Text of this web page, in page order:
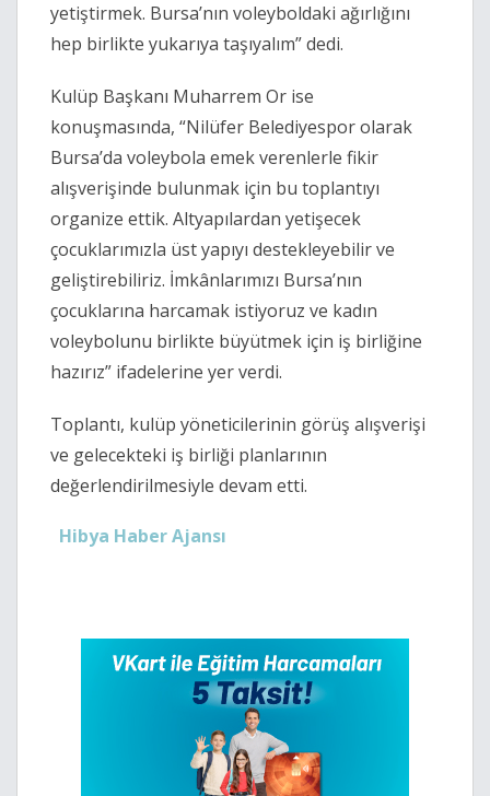
yetiştirmek. Bursa’nın voleyboldaki ağırlığını
hep birlikte yukarıya taşıyalım” dedi.
Kulüp Başkanı Muharrem Or ise
konuşmasında, “Nilüfer Belediyespor olarak
Bursa’da voleybola emek verenlerle fikir
alışverişinde bulunmak için bu toplantıyı
organize ettik. Altyapılardan yetişecek
çocuklarımızla üst yapıyı destekleyebilir ve
geliştirebiliriz. İmkânlarımızı Bursa’nın
çocuklarına harcamak istiyoruz ve kadın
voleybolunu birlikte büyütmek için iş birliğine
hazırız” ifadelerine yer verdi.
Toplantı, kulüp yöneticilerinin görüş alışverişi
ve gelecekteki iş birliği planlarının
değerlendirilmesiyle devam etti.
Hibya Haber Ajansı